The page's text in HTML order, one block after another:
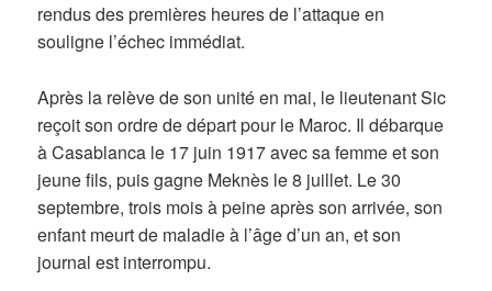
rendus des premières heures de l’attaque en
souligne l’échec immédiat.
Après la relève de son unité en mai, le lieutenant Sic
reçoit son ordre de départ pour le Maroc. Il débarque
à Casablanca le 17 juin 1917 avec sa femme et son
jeune fils, puis gagne Meknès le 8 juillet. Le 30
septembre, trois mois à peine après son arrivée, son
enfant meurt de maladie à l’âge d’un an, et son
journal est interrompu.